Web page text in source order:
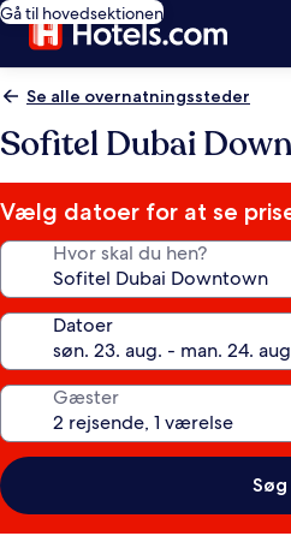
Gå til hovedsektionen
Se alle overnatningssteder
Sofitel Dubai
Vælg datoer for at se
Hvor skal du hen?
Datoer
Gæster
Søg